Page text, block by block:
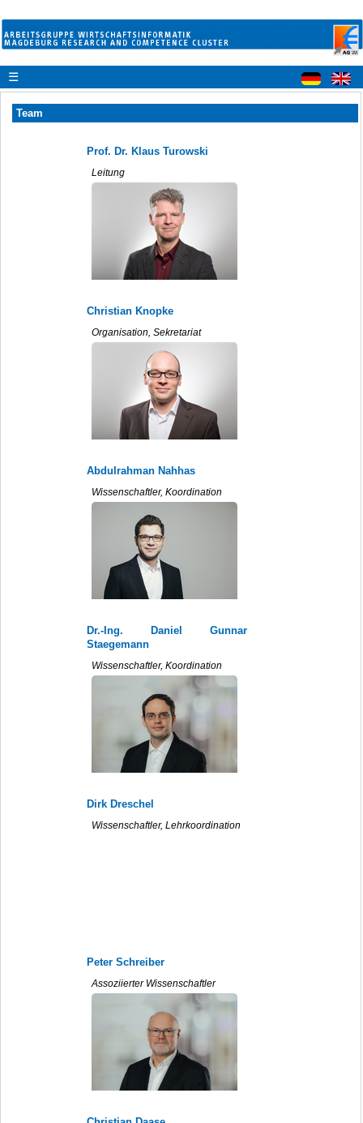
☰
Team
Prof. Dr. Klaus Turowski
Leitung
Christian Knopke
Organisation, Sekretariat
Abdulrahman Nahhas
Wissenschaftler, Koordination
Dr.-Ing. Daniel Gunnar
Staegemann
Wissenschaftler, Koordination
Dirk Dreschel
Wissenschaftler, Lehrkoordination
Peter Schreiber
Assoziierter Wissenschaftler